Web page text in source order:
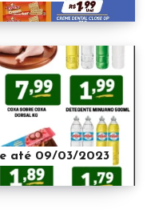
até 09/03/2023